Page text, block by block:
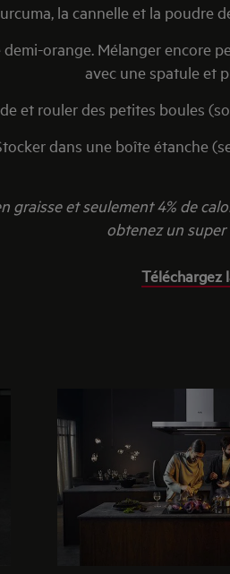
la cannelle et la poudre
orange. Mélanger encore
avec une spatule et
et rouler des petites boules
dans une boîte étanche
graisse et seulement 4% de
obtenez un super
Téléchargez